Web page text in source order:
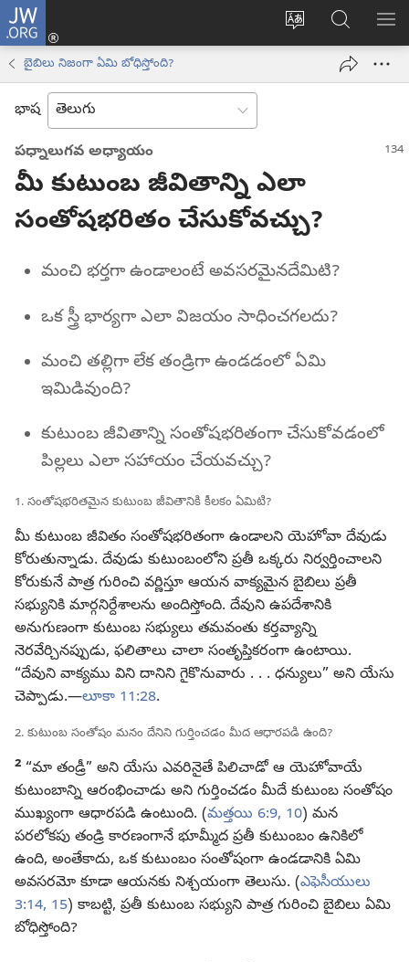
JW.ORG
సైట్
మార్చండి
లాగిన్
(కొత్త
ఓపెన్‌
JW.ORGలో
వెదకండి
బైబిలు నిజంగా ఏమి బోధిస్తోంది?
భాష
పధ్నాలుగవ అధ్యాయం
మీ కుటుంబ జీవితాన్ని ఎలా
సంతోషభరితం చేసుకోవచ్చు?
మంచి భర్తగా ఉండాలంటే అవసరమైనదేమిటి?
ఒక స్త్రీ భార్యగా ఎలా విజయం సాధించగలదు?
మంచి తల్లిగా లేక తండ్రిగా ఉండడంలో ఏమి
ఇమిడివుంది?
కుటుంబ జీవితాన్ని సంతోషభరితంగా చేసుకోవడంలో
పిల్లలు ఎలా సహాయం చేయవచ్చు?
1. సంతోషభరితమైన కుటుంబ జీవితానికి కీలకం ఏమిటి?
మీ కుటుంబ జీవితం సంతోషభరితంగా ఉండాలని యెహోవా దేవుడు
కోరుతున్నాడు. దేవుడు కుటుంబంలోని ప్రతీ ఒక్కరు నిర్వర్తించాలని
కోరుకునే పాత్ర గురించి వర్ణిస్తూ ఆయన వాక్యమైన బైబిలు ప్రతీ
సభ్యునికి మార్గనిర్దేశాలను అందిస్తోంది. దేవుని ఉపదేశానికి
అనుగుణంగా కుటుంబ సభ్యులు తమవంతు కర్తవ్యాన్ని
నెరవేర్చినప్పుడు, ఫలితాలు చాలా సంతృప్తికరంగా ఉంటాయి.
“దేవుని వాక్యము విని దానిని గైకొనువారు . . . ధన్యులు” అని యేసు
చెప్పాడు.—లూకా 11:28.
2. కుటుంబ సంతోషం మనం దేనిని గుర్తించడం మీద ఆధారపడి ఉంది?
2 “మా తండ్రీ” అని యేసు ఎవరినైతే పిలిచాడో ఆ యెహోవాయే
కుటుంబాన్ని ఆరంభించాడు అని గుర్తించడం మీదే కుటుంబ సంతోషం
ముఖ్యంగా ఆధారపడి ఉంటుంది. (మత్తయి 6:9, 10) మన
పరలోకపు తండ్రి కారణంగానే భూమ్మీద ప్రతీ కుటుంబం ఉనికిలో
ఉంది, అంతేకాదు, ఒక కుటుంబం సంతోషంగా ఉండడానికి ఏమి
అవసరమో కూడా ఆయనకు నిశ్చయంగా తెలుసు. (ఎఫెసీయులు
3:14, 15) కాబట్టి, ప్రతీ కుటుంబ సభ్యుని పాత్ర గురించి బైబిలు ఏమి
బోధిస్తోంది?